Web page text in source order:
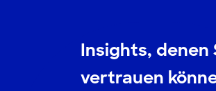
Insights, denen
vertrauen